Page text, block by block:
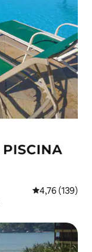
4,76 (139)